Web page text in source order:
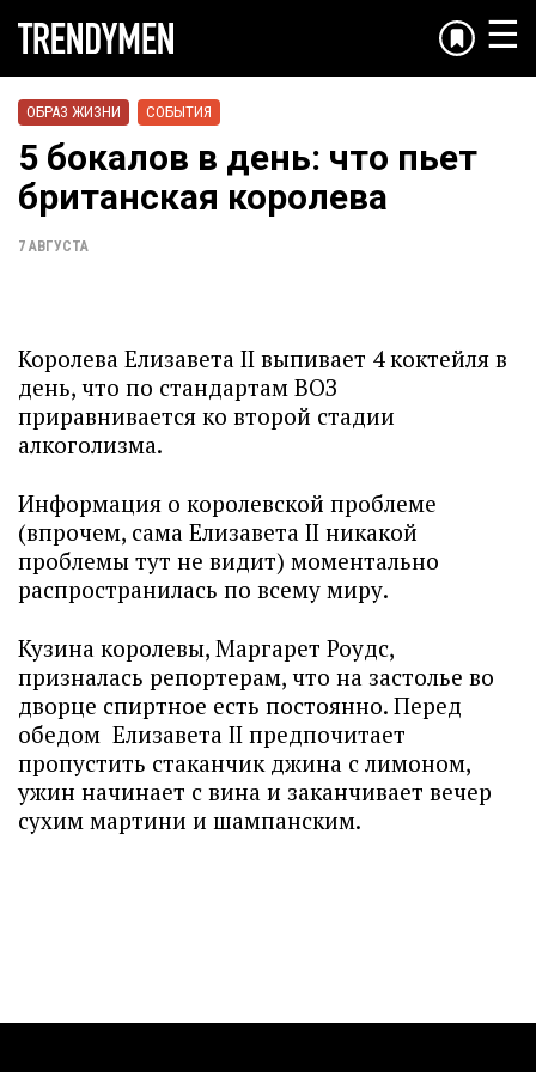
☰
ОБРАЗ ЖИЗНИ СОБЫТИЯ
5 бокалов в день: что пьет
британская королева
7 АВГУСТА
Королева Елизавета II выпивает 4 коктейля в
день, что по стандартам ВОЗ
приравнивается ко второй стадии
алкоголизма.
Информация о королевской проблеме
(впрочем, сама Елизавета II никакой
проблемы тут не видит) моментально
распространилась по всему миру.
Кузина королевы, Маргарет Роудс,
призналась репортерам, что на застолье во
дворце спиртное есть постоянно. Перед
обедом Елизавета II предпочитает
пропустить стаканчик джина с лимоном,
ужин начинает с вина и заканчивает вечер
сухим мартини и шампанским.